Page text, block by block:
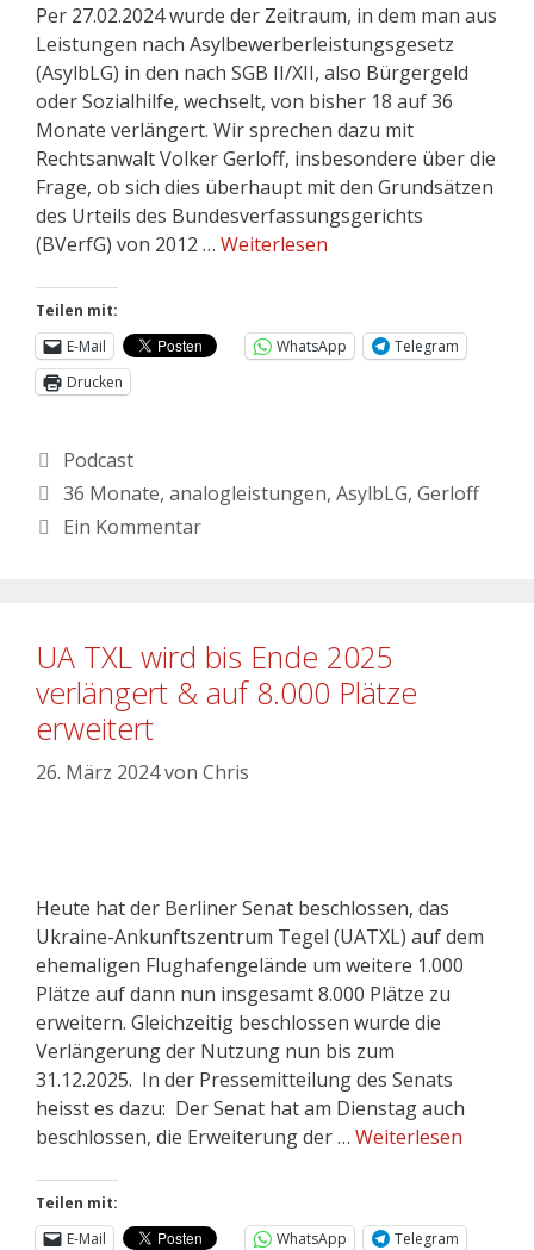
Per 27.02.2024 wurde der Zeitraum, in dem man aus
Leistungen nach Asylbewerberleistungsgesetz
(AsylbLG) in den nach SGB II/XII, also Bürgergeld
oder Sozialhilfe, wechselt, von bisher 18 auf 36
Monate verlängert. Wir sprechen dazu mit
Rechtsanwalt Volker Gerloff, insbesondere über die
Frage, ob sich dies überhaupt mit den Grundsätzen
des Urteils des Bundesverfassungsgerichts
(BVerfG) von 2012 … Weiterlesen
Teilen mit:
E-Mail
WhatsApp
Telegram
Drucken
Podcast
36 Monate, analogleistungen, AsylbLG, Gerloff
Ein Kommentar
UA TXL wird bis Ende 2025
verlängert & auf 8.000 Plätze
erweitert
26. März 2024von Chris
Heute hat der Berliner Senat beschlossen, das
Ukraine-Ankunftszentrum Tegel (UATXL) auf dem
ehemaligen Flughafengelände um weitere 1.000
Plätze auf dann nun insgesamt 8.000 Plätze zu
erweitern. Gleichzeitig beschlossen wurde die
Verlängerung der Nutzung nun bis zum
31.12.2025. In der Pressemitteilung des Senats
heisst es dazu: Der Senat hat am Dienstag auch
beschlossen, die Erweiterung der … Weiterlesen
Teilen mit:
E-Mail
WhatsApp
Telegram